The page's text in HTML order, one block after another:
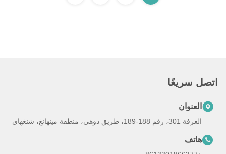
اتصل سريعًا
العنوان
الغرفة 301، رقم 188-189، طريق دوهي، منطقة مينهانغ، شنغهاي
هاتف